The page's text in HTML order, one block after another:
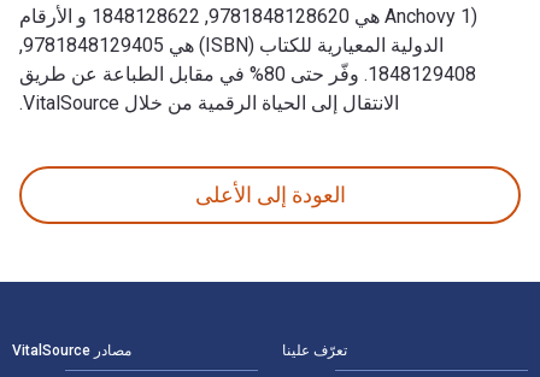
Anchovy 1) هي 9781848128620, 1848128622 و الأرقام
الدولية المعيارية للكتاب (ISBN) هي 9781848129405,
1848129408. وفّر حتى 80% في مقابل الطباعة عن طريق
الانتقال إلى الحياة الرقمية من خلال VitalSource.
العودة إلى الأعلى
تعرّف علينا مصادر VitalSource